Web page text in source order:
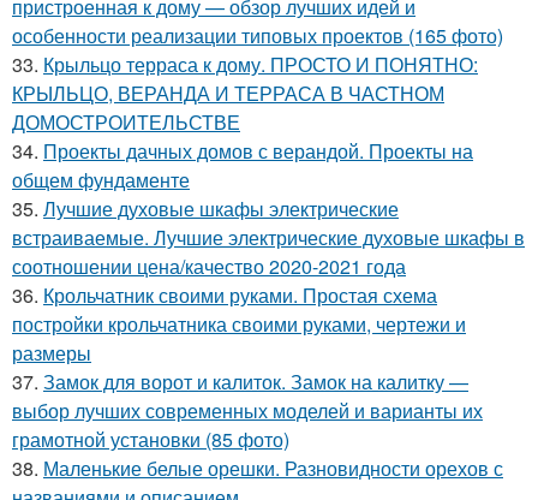
пристроенная к дому — обзор лучших идей и
особенности реализации типовых проектов (165 фото)
33. Крыльцо терраса к дому. ПРОСТО И ПОНЯТНО:
КРЫЛЬЦО, ВЕРАНДА И ТЕРРАСА В ЧАСТНОМ
ДОМОСТРОИТЕЛЬСТВЕ
34. Проекты дачных домов с верандой. Проекты на
общем фундаменте
35. Лучшие духовые шкафы электрические
встраиваемые. Лучшие электрические духовые шкафы в
соотношении цена/качество 2020-2021 года
36. Крольчатник своими руками. Простая схема
постройки крольчатника своими руками, чертежи и
размеры
37. Замок для ворот и калиток. Замок на калитку —
выбор лучших современных моделей и варианты их
грамотной установки (85 фото)
38. Маленькие белые орешки. Разновидности орехов с